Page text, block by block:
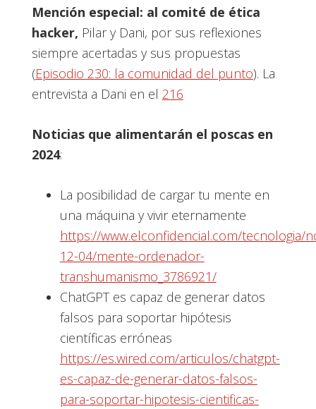
Mención especial: al comité de ética
hacker, Pilar y Dani, por sus reflexiones
siempre acertadas y sus propuestas
(Episodio 230: la comunidad del punto). La
entrevista a Dani en el 216
Noticias que alimentarán el poscas en
2024:
La posibilidad de cargar tu mente en
una máquina y vivir eternamente
https://www.elconfidencial.com/tecnologia/
12-04/mente-ordenador-
transhumanismo_3786921/
ChatGPT es capaz de generar datos
falsos para soportar hipótesis
científicas erróneas
https://es.wired.com/articulos/chatgpt-
es-capaz-de-generar-datos-falsos-
para-soportar-hipotesis-cientificas-